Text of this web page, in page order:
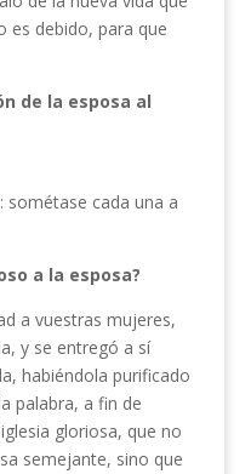
es debido, para que
de la esposa al
sométase cada una a
a la esposa?
a vuestras mujeres,
y se entregó a sí
habiéndola purificado
palabra, a fin de
gloriosa, que no
semejante, sino que